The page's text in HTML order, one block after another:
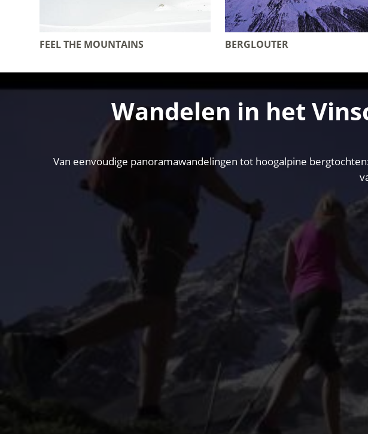
FEEL THE MOUNTAINS BERGLOUTER
Wandelen in het
Van eenvoudige panoramawandelingen tot hoogalpine